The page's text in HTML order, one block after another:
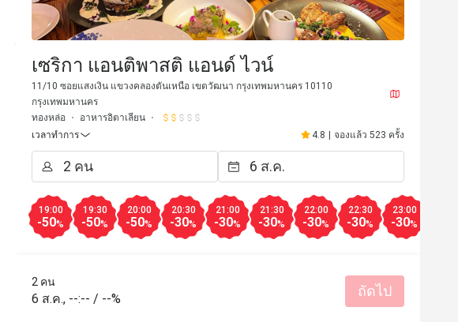
มีประโยชน์ (0)
เซริกา แอนติพาสติ แอนด์ ไวน์
11/10 ซอยแสงเงิน แขวงคลองตันเหนือ เขตวัฒนา กรุงเทพมหานคร 10110
กรุงเทพมหานคร
ทองหล่อ
อาหารอิตาเลียน
เวลาทำการ
4.8 จองแล้ว 523 ครั้ง
19:00
-50%
19:30
-50%
20:00
-50%
20:30
-30%
21:00
-30%
21:30
-30%
22:00
-30%
22:30
-30%
23:00
-30%
2 คน
6 ส.ค., --:-- / --% ถัดไป